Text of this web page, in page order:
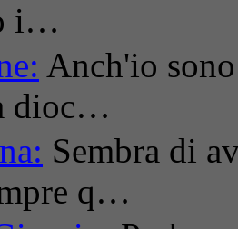
i…
Anch'io
dioc…
Sembra di
q…